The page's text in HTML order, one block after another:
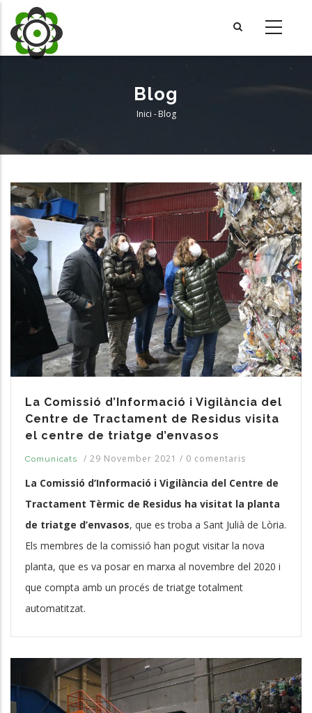
contingut
Blog
d'Ariadna
Inici - Blog
La Comissió d’Informació i Vigilància del
Centre de Tractament de Residus visita
el centre de triatge d’envasos
Comunicats / 29 November 2021 / 0 comentaris
La Comissió d’Informació i Vigilància del Centre de
Tractament Tèrmic de Residus ha visitat la planta
de triatge d’envasos, que es troba a Sant Julià de Lòria.
Els membres de la comissió han pogut visitar la nova
planta, que es va posar en marxa al novembre del 2020 i
que compta amb un procés de triatge totalment
automatitzat.